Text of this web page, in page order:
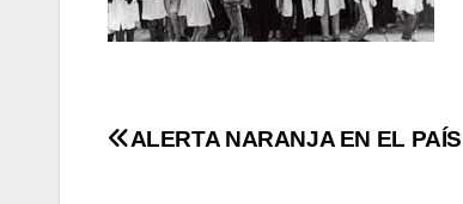
Navegación
ALERTA NARANJA EN EL PAÍS